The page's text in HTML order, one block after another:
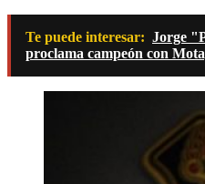
Te puede interesar: Jorge
proclama campeón con